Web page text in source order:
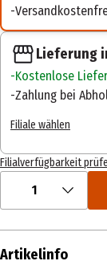
Lieferung
Kostenlose
Zahlung bei
Filiale wählen
Filialverfügbarkeit
1
Artikelinfo